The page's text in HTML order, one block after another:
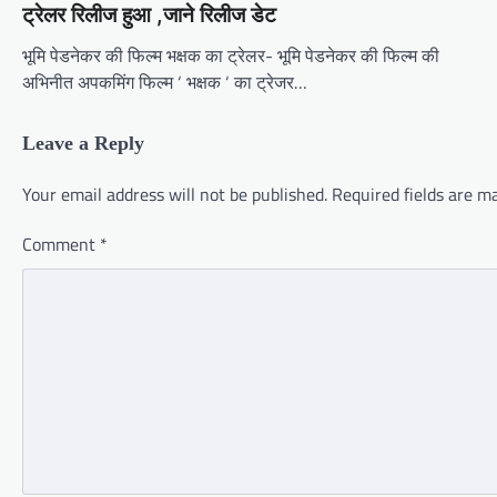
ट्रेलर रिलीज हुआ ,जाने रिलीज डेट
भूमि पेडनेकर की फिल्म भक्षक का ट्रेलर- भूमि पेडनेकर की फिल्म की
अभिनीत अपकमिंग फिल्म ‘ भक्षक ‘ का ट्रेजर…
Leave a Reply
Your email address will not be published. Required fields are
Comment *